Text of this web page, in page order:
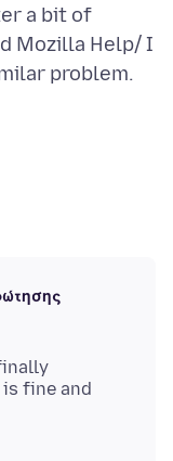
a bit of
Mozilla Help/ I
fine and